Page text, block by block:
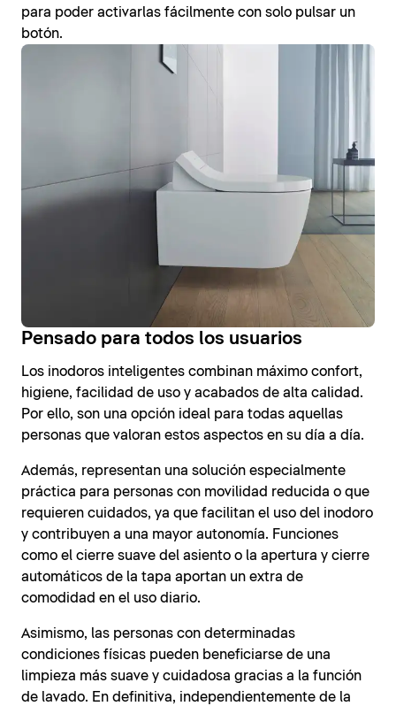
para poder activarlas fácilmente con solo pulsar un
botón.
Pensado para todos los usuarios
Los inodoros inteligentes combinan máximo confort,
higiene, facilidad de uso y acabados de alta calidad.
Por ello, son una opción ideal para todas aquellas
personas que valoran estos aspectos en su día a día.
Además, representan una solución especialmente
práctica para personas con movilidad reducida o que
requieren cuidados, ya que facilitan el uso del inodoro
y contribuyen a una mayor autonomía. Funciones
como el cierre suave del asiento o la apertura y cierre
automáticos de la tapa aportan un extra de
comodidad en el uso diario.
Asimismo, las personas con determinadas
condiciones físicas pueden beneficiarse de una
limpieza más suave y cuidadosa gracias a la función
de lavado. En definitiva, independientemente de la